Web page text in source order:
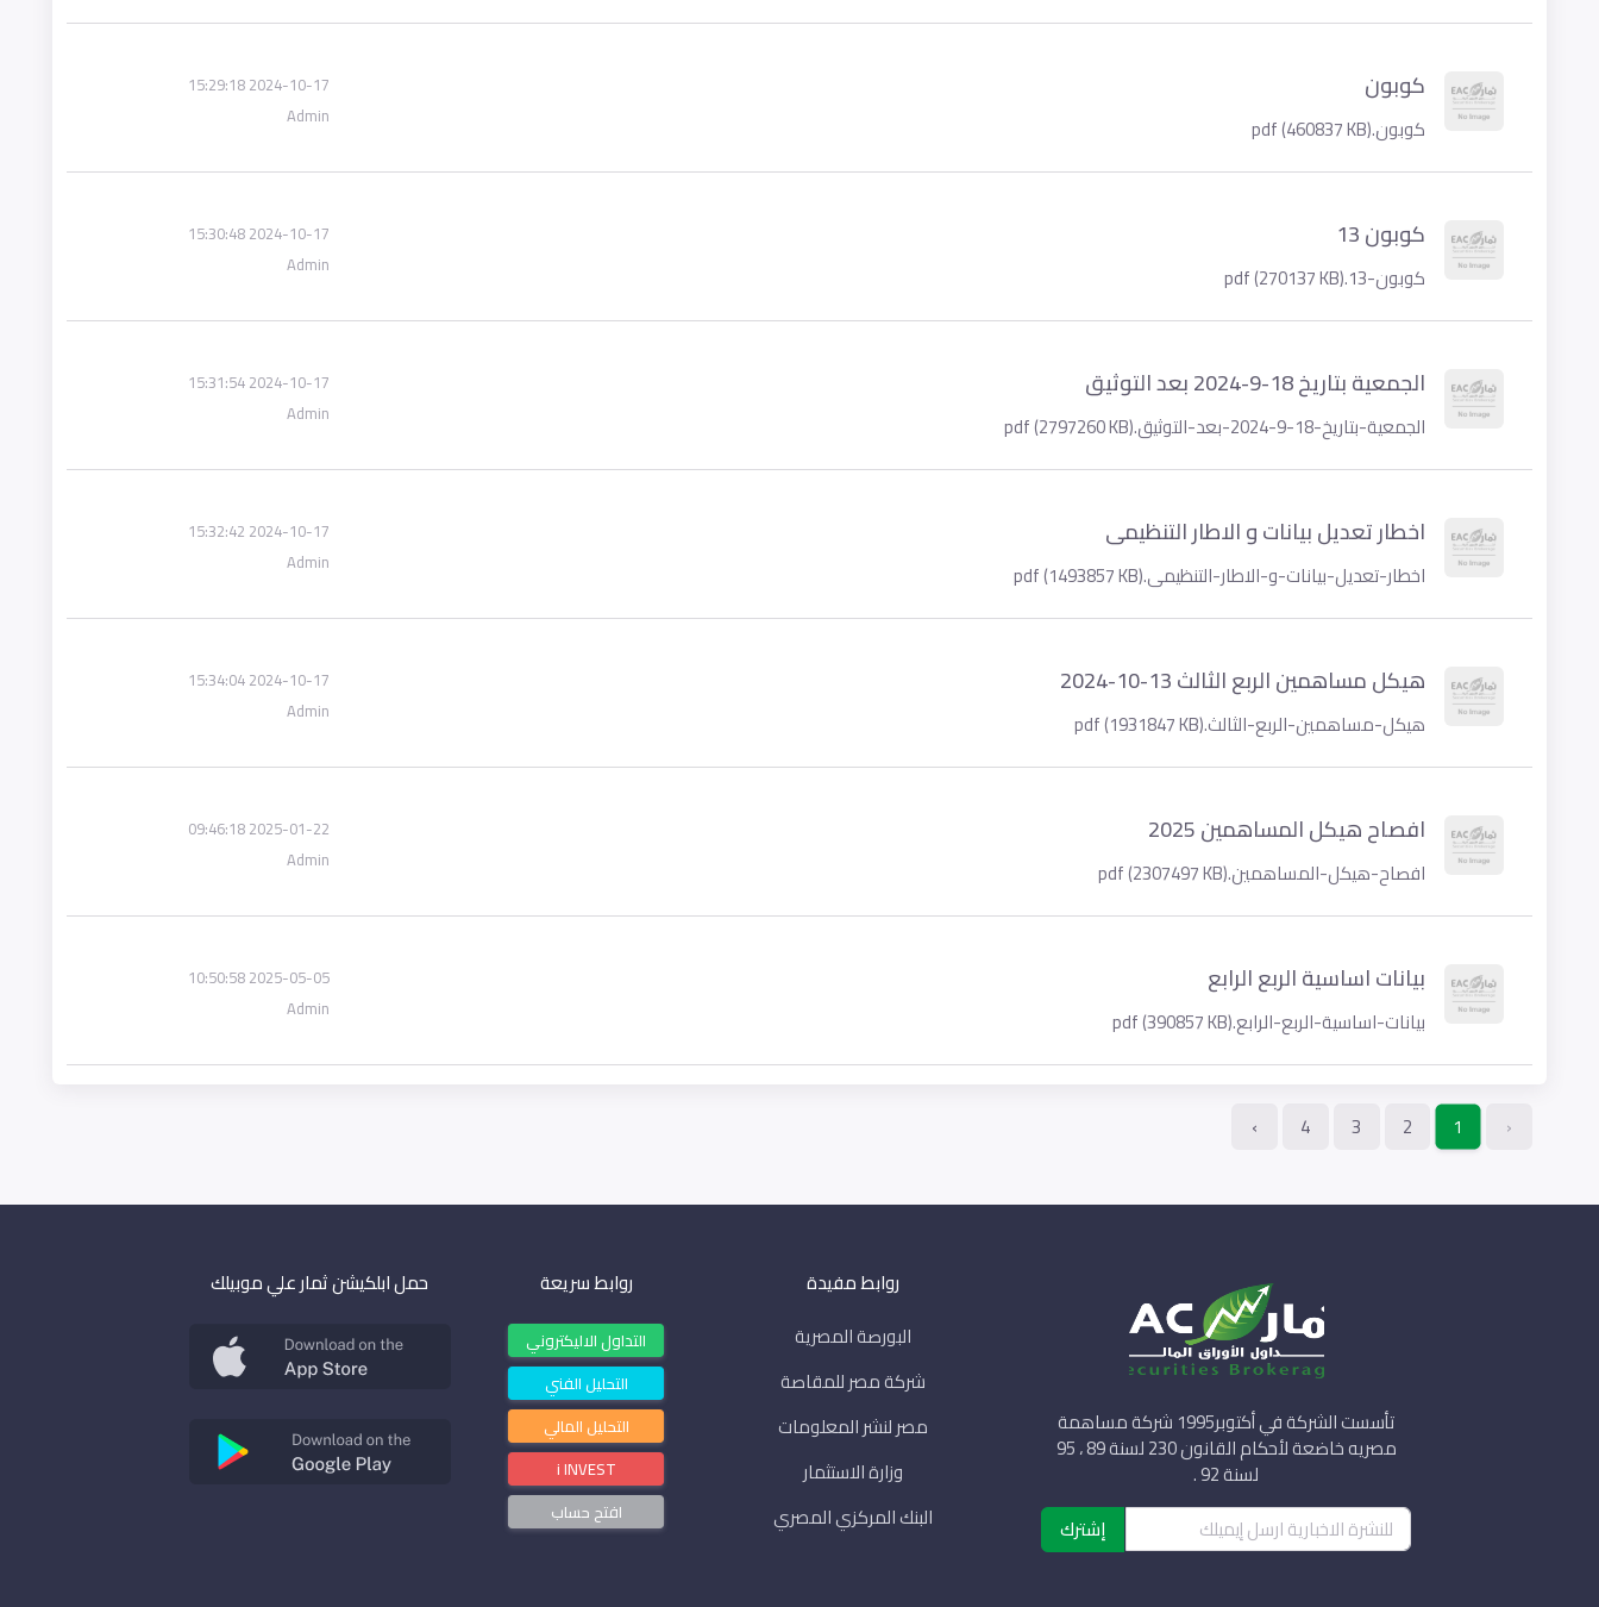
كوبون
كوبون.pdf (460837 KB)
2024-10-17 15:29:18
Admin
كوبون 13
كوبون-13.pdf (270137 KB)
2024-10-17 15:30:48
Admin
الجمعية بتاريخ 18-9-2024 بعد التوثيق
الجمعية-بتاريخ-18-9-2024-بعد-التوثيق.pdf (2797260 KB)
2024-10-17 15:31:54
Admin
اخطار تعديل بيانات و الاطار التنظيمى
اخطار-تعديل-بيانات-و-الاطار-التنظيمى.pdf (1493857 KB)
2024-10-17 15:32:42
Admin
هيكل مساهمين الربع الثالث 13-10-2024
هيكل-مساهمين-الربع-الثالث.pdf (1931847 KB)
2024-10-17 15:34:04
Admin
افصاح هيكل المساهمين 2025
افصاح-هيكل-المساهمين.pdf (2307497 KB)
2025-01-22 09:46:18
Admin
بيانات اساسية الربع الرابع
بيانات-اساسية-الربع-الرابع.pdf (390857 KB)
2025-05-05 10:50:58
Admin
‹
1
2
3
4
›
تأسست الشركة في أكتوبر1995 شركة مساهمة
مصريه خاضعة لأحكام القانون 230 لسنة 89 ، 95
لسنة 92 .
إشترك
روابط مفيدة
البورصة المصرية
شركة مصر للمقاصة
مصر لنشر المعلومات
وزارة الاستثمار
البنك المركزي المصري
روابط سريعة
التداول الاليكتروني
التحليل الفني
التحليل المالي
i INVEST
افتح حساب
حمل ابلكيشن ثمار علي موبيلك